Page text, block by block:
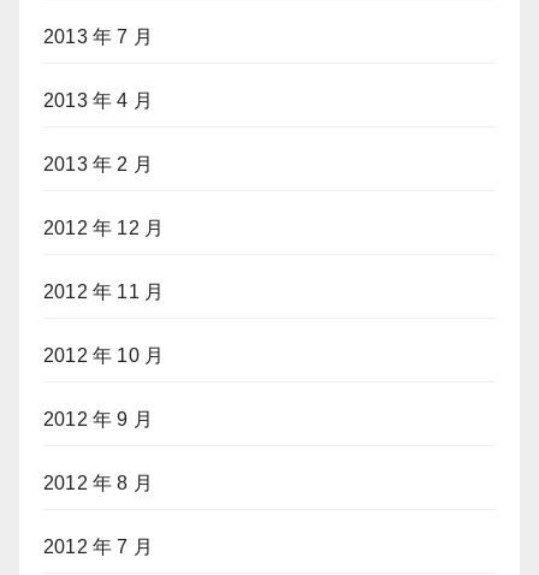
2013 年 7 月
2013 年 4 月
2013 年 2 月
2012 年 12 月
2012 年 11 月
2012 年 10 月
2012 年 9 月
2012 年 8 月
2012 年 7 月